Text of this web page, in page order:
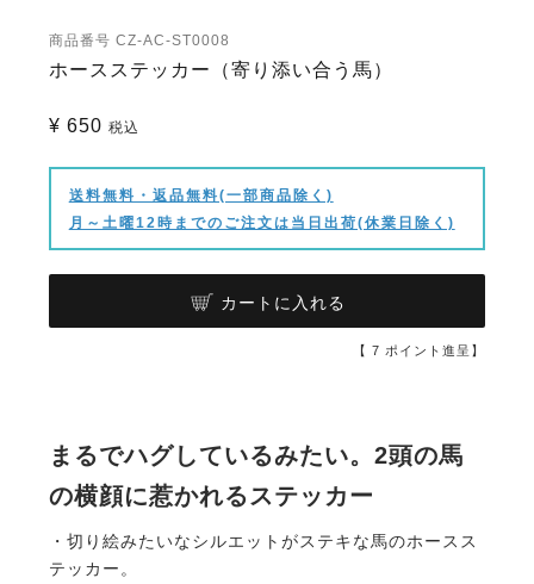
商品番号 CZ-AC-ST0008
ホースステッカー（寄り添い合う馬）
¥ 650 税込
送料無料・返品無料(一部商品除く)
月～土曜12時までのご注文は当日出荷(休業日除く)
カートに入れる
【 7 ポイント進呈】
まるでハグしているみたい。2頭の馬
の横顔に惹かれるステッカー
・切り絵みたいなシルエットがステキな馬のホースス
テッカー。